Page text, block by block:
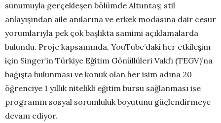
sunumuyla gerçekleşen bölümde Altuntaş; stil
anlayışından aile anılarına ve erkek modasına dair cesur
yorumlarıyla pek çok başlıkta samimi açıklamalarda
bulundu. Proje kapsamında, YouTube’daki her etkileşim
için Singer’in Türkiye Eğitim Gönüllüleri Vakfı (TEGV)’na
bağışta bulunması ve konuk olan her isim adına 20
öğrenciye 1 yıllık nitelikli eğitim bursu sağlanması ise
programın sosyal sorumluluk boyutunu güçlendirmeye
devam ediyor.